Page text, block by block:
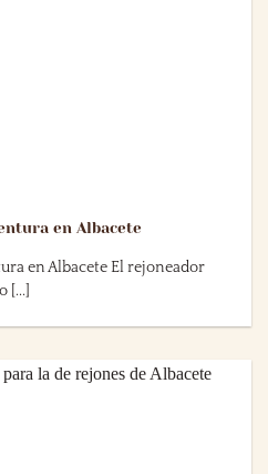
en Albacete
en Albacete El rejoneador
[...]